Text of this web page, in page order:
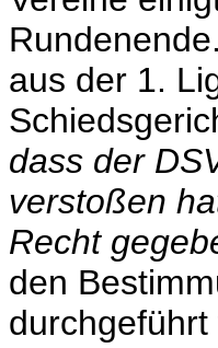
aus der 1.
dass der
verstoßen
Recht
den